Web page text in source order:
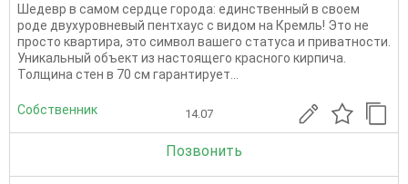
Шедевр в самом сердце города: единственный в своем
роде двухуровневый пентхаус с видом на Кремль! Это не
просто квартира, это символ вашего статуса и приватности.
Уникальный объект из настоящего красного кирпича.
Толщина стен в 70 см гарантирует...
Собственник 14.07
Позвонить